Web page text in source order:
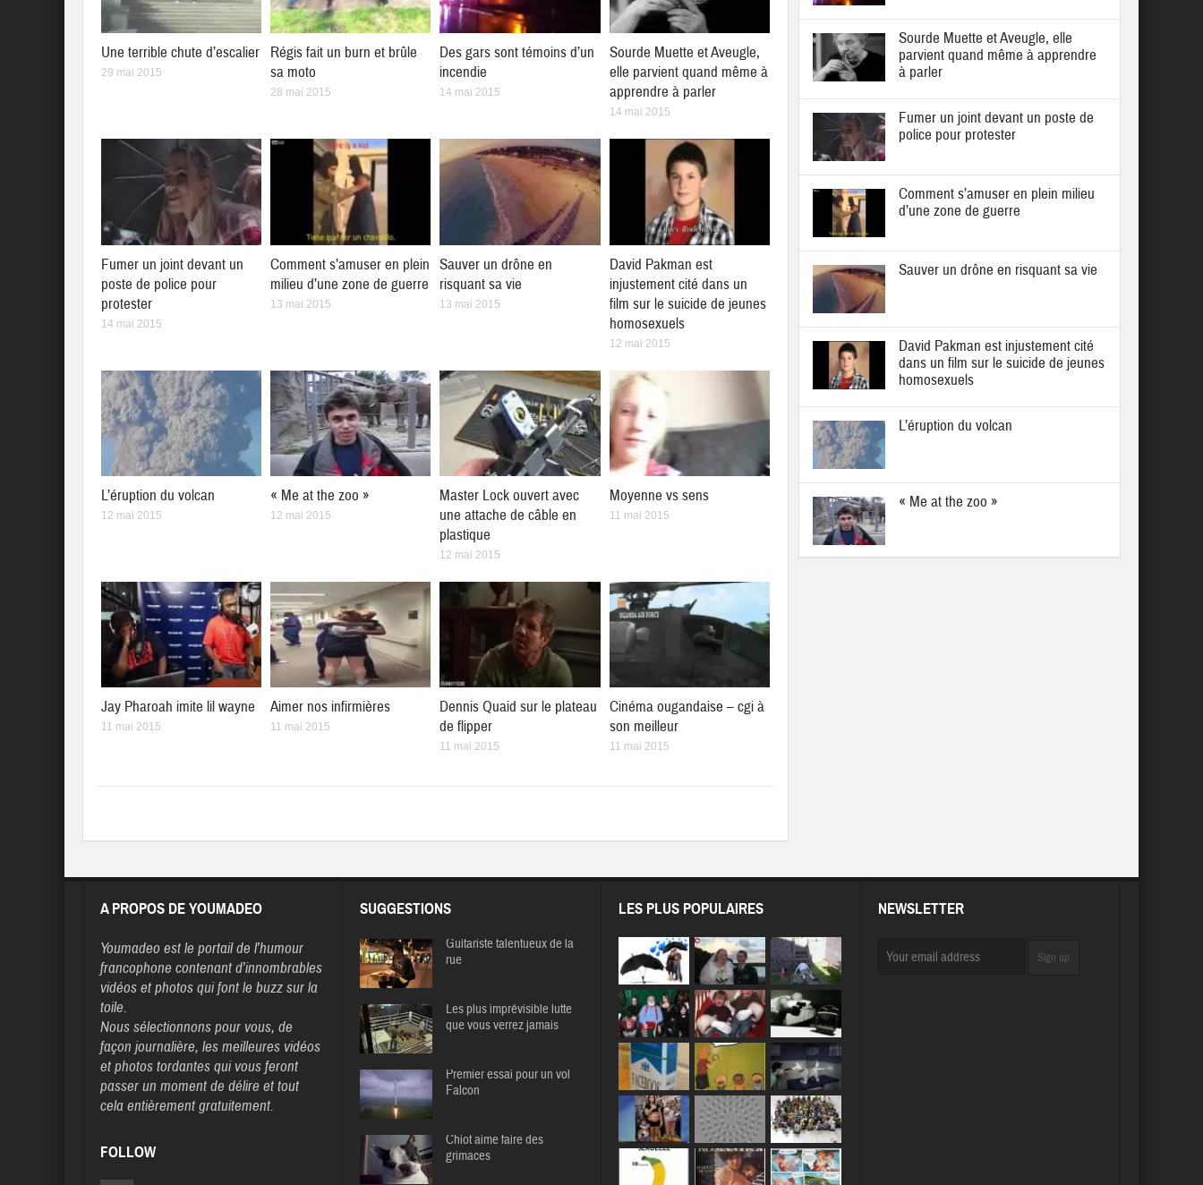
Une terrible chute d’escalier
29 mai 2015
Régis fait un burn et brûle
sa moto
28 mai 2015
Des gars sont témoins d’un
incendie
14 mai 2015
Sourde Muette et Aveugle,
elle parvient quand même à
apprendre à parler
14 mai 2015
Fumer un joint devant un
poste de police pour
protester
14 mai 2015
Comment s’amuser en plein
milieu d’une zone de guerre
13 mai 2015
Sauver un drône en
risquant sa vie
13 mai 2015
David Pakman est
injustement cité dans un
film sur le suicide de jeunes
homosexuels
12 mai 2015
L’éruption du volcan
12 mai 2015
« Me at the zoo »
12 mai 2015
Master Lock ouvert avec
une attache de câble en
plastique
12 mai 2015
Moyenne vs sens
11 mai 2015
Jay Pharoah imite lil wayne
11 mai 2015
Aimer nos infirmières
11 mai 2015
Dennis Quaid sur le plateau
de flipper
11 mai 2015
Cinéma ougandaise – cgi à
son meilleur
11 mai 2015
Sourde Muette et Aveugle, elle
parvient quand même à apprendre
à parler
Fumer un joint devant un poste de
police pour protester
Comment s’amuser en plein milieu
d’une zone de guerre
Sauver un drône en risquant sa vie
David Pakman est injustement cité
dans un film sur le suicide de jeunes
homosexuels
L’éruption du volcan
« Me at the zoo »
A PROPOS DE YOUMADEO
Youmadeo est le portail de l’humour
francophone contenant d’innombrables
vidéos et photos qui font le buzz sur la
toile.
Nous sélectionnons pour vous, de
façon journalière, les meilleures vidéos
et photos tordantes qui vous feront
passer un moment de délire et tout
cela entièrement gratuitement.
FOLLOW
SUGGESTIONS
Guitariste talentueux de la
rue
Les plus imprévisible lutte
que vous verrez jamais
Premier essai pour un vol
Falcon
Chiot aime faire des
grimaces
LES PLUS POPULAIRES NEWSLETTER